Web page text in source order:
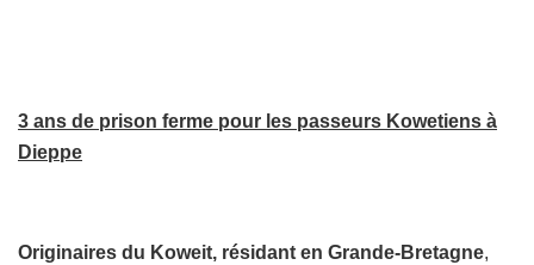
3 ans de prison ferme pour les passeurs Kowetiens à
Dieppe
Originaires du Koweit, résidant en Grande-Bretagne,